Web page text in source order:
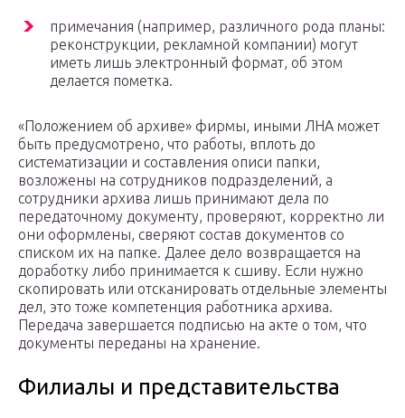
примечания (например, различного рода планы:
реконструкции, рекламной компании) могут
иметь лишь электронный формат, об этом
делается пометка.
«Положением об архиве» фирмы, иными ЛНА может
быть предусмотрено, что работы, вплоть до
систематизации и составления описи папки,
возложены на сотрудников подразделений, а
сотрудники архива лишь принимают дела по
передаточному документу, проверяют, корректно ли
они оформлены, сверяют состав документов со
списком их на папке. Далее дело возвращается на
доработку либо принимается к сшиву. Если нужно
скопировать или отсканировать отдельные элементы
дел, это тоже компетенция работника архива.
Передача завершается подписью на акте о том, что
документы переданы на хранение.
Филиалы и представительства